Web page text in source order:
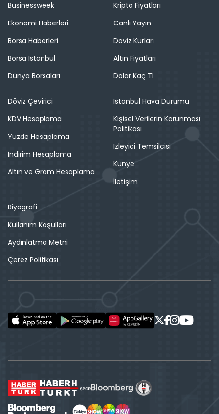
Businessweek
Ekonomi Haberleri
Borsa Haberleri
Borsa İstanbul
Dünya Borsaları
Kripto Fiyatları
Canlı Yayın
Döviz Kurları
Altın Fiyatları
Dolar Kaç Tl
Döviz Çevirici
KDV Hesaplama
Yüzde Hesaplama
İndirim Hesaplama
Altın ve Gram Hesaplama
İstanbul Hava Durumu
Kişisel Verilerin Korunması
Politikası
İzleyici Temsilcisi
Künye
İletişim
Biyografi
Kullanım Koşulları
Aydınlatma Metni
Çerez Politikası